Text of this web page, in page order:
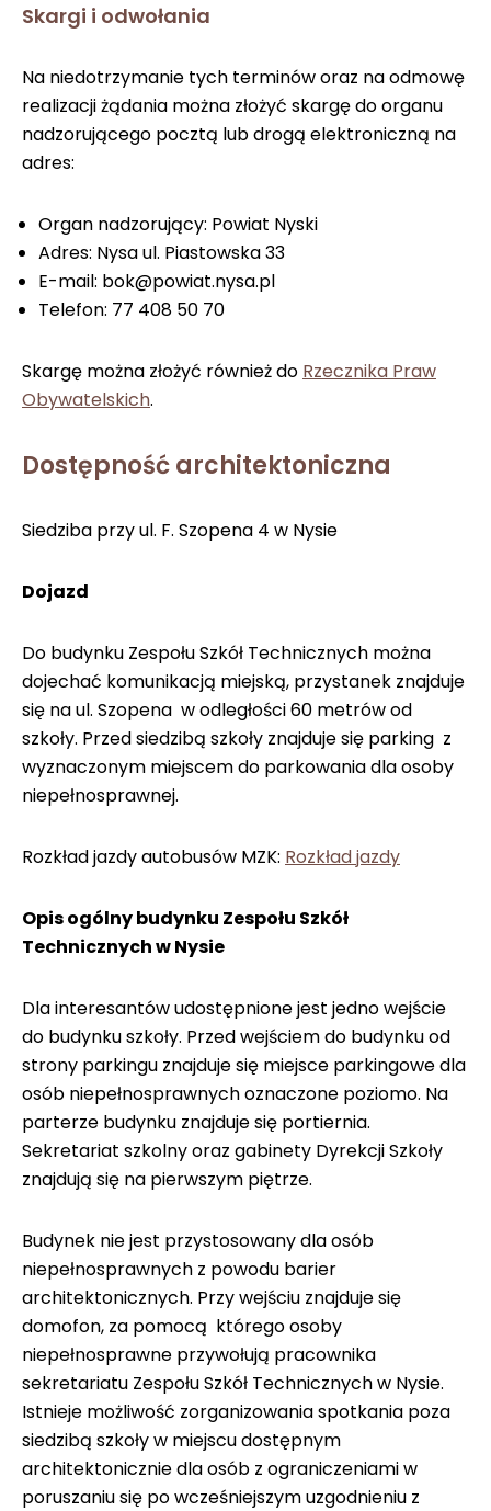
Skargi i odwołania
Na niedotrzymanie tych terminów oraz na odmowę
realizacji żądania można złożyć skargę do organu
nadzorującego pocztą lub drogą elektroniczną na
adres:
Organ nadzorujący: Powiat Nyski
Adres: Nysa ul. Piastowska 33
E-mail: bok@powiat.nysa.pl
Telefon: 77 408 50 70
Skargę można złożyć również do Rzecznika Praw
Obywatelskich.
Dostępność architektoniczna
Siedziba przy ul. F. Szopena 4 w Nysie
Dojazd
Do budynku Zespołu Szkół Technicznych można
dojechać komunikacją miejską, przystanek znajduje
się na ul. Szopena w odległości 60 metrów od
szkoły. Przed siedzibą szkoły znajduje się parking z
wyznaczonym miejscem do parkowania dla osoby
niepełnosprawnej.
Rozkład jazdy autobusów MZK: Rozkład jazdy
Opis ogólny budynku Zespołu Szkół
Technicznych w Nysie
Dla interesantów udostępnione jest jedno wejście
do budynku szkoły. Przed wejściem do budynku od
strony parkingu znajduje się miejsce parkingowe dla
osób niepełnosprawnych oznaczone poziomo. Na
parterze budynku znajduje się portiernia.
Sekretariat szkolny oraz gabinety Dyrekcji Szkoły
znajdują się na pierwszym piętrze.
Budynek nie jest przystosowany dla osób
niepełnosprawnych z powodu barier
architektonicznych. Przy wejściu znajduje się
domofon, za pomocą którego osoby
niepełnosprawne przywołują pracownika
sekretariatu Zespołu Szkół Technicznych w Nysie.
Istnieje możliwość zorganizowania spotkania poza
siedzibą szkoły w miejscu dostępnym
architektonicznie dla osób z ograniczeniami w
poruszaniu się po wcześniejszym uzgodnieniu z